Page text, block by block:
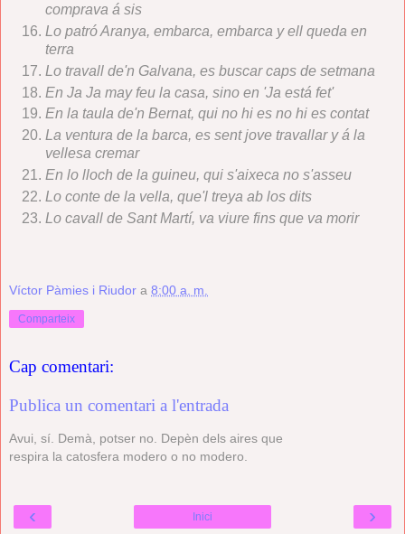
comprava á sis
Lo patró Aranya, embarca, embarca y ell queda en
terra
Lo travall de'n Galvana, es buscar caps de setmana
En Ja Ja may feu la casa, sino en 'Ja está fet'
En la taula de'n Bernat, qui no hi es no hi es contat
La ventura de la barca, es sent jove travallar y á la
vellesa cremar
En lo lloch de la guineu, qui s'aixeca no s'asseu
Lo conte de la vella, que'l treya ab los dits
Lo cavall de Sant Martí, va viure fins que va morir
Víctor Pàmies i Riudor a 8:00 a. m.
Comparteix
Cap comentari:
Publica un comentari a l'entrada
Avui, sí. Demà, potser no. Depèn dels aires que
respira la catosfera modero o no modero.
‹ ›
Inici